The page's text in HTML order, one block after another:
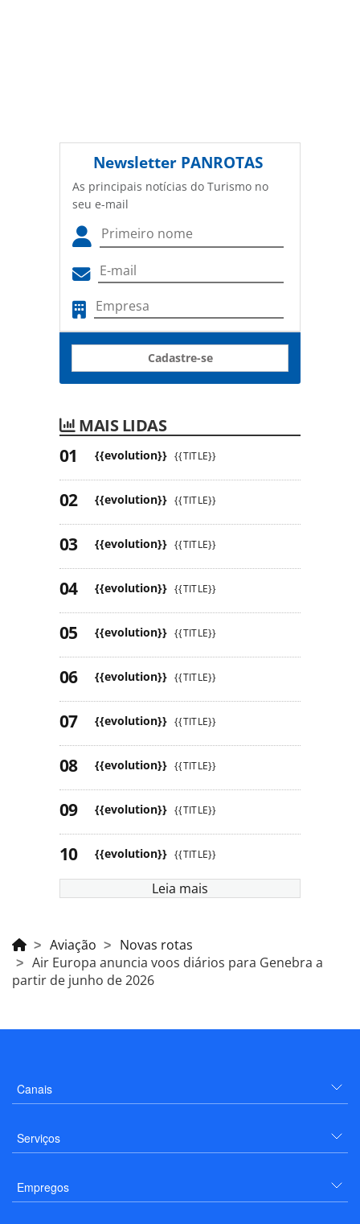
Newsletter PANROTAS
As principais notícias do Turismo no
seu e-mail
Cadastre-se
MAIS LIDAS
{{evolution}} {{TITLE}}
{{evolution}} {{TITLE}}
{{evolution}} {{TITLE}}
{{evolution}} {{TITLE}}
{{evolution}} {{TITLE}}
{{evolution}} {{TITLE}}
{{evolution}} {{TITLE}}
{{evolution}} {{TITLE}}
{{evolution}} {{TITLE}}
{{evolution}} {{TITLE}}
Leia mais
Aviação
Novas rotas
Air Europa anuncia voos diários para Genebra a
partir de junho de 2026
Canais
Serviços
Empregos